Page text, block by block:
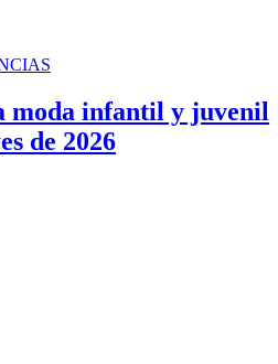
moda infantil y juvenil
de 2026